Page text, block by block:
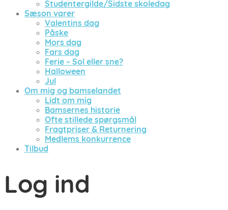
Studentergilde/Sidste skoledag
Sæson varer
Valentins dag
Påske
Mors dag
Fars dag
Ferie – Sol eller sne?
Halloween
Jul
Om mig og bamselandet
Lidt om mig
Bamsernes historie
Ofte stillede spørgsmål
Fragtpriser & Returnering
Medlems konkurrence
Tilbud
Log ind